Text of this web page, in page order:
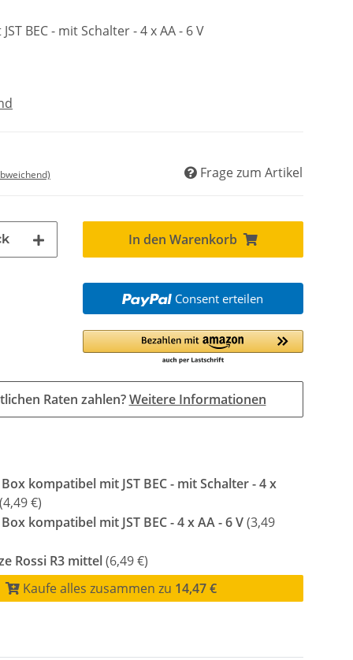
BEC - mit Schalter - 4 x AA - 6 V
Frage zum Artikel
In den Warenkorb
Consent erteilen
Raten zahlen?Weitere Informationen
kompatibel mit JST BEC - mit Schalter - 4 x
€)
kompatibel mit JST BEC - 4 x AA - 6 V(3,49
Rossi R3 mittel(6,49 €)
Kaufe alles zusammen zu 14,47 €